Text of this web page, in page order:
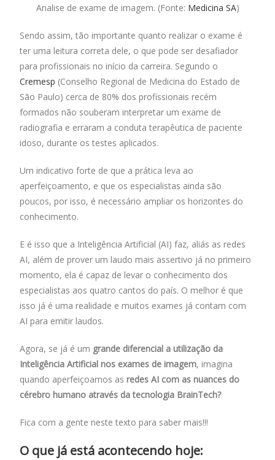
Analise de exame de imagem. (Fonte: Medicina SA)
Sendo assim, tão importante quanto realizar o exame é
ter uma leitura correta dele, o que pode ser desafiador
para profissionais no início da carreira. Segundo o
Cremesp (Conselho Regional de Medicina do Estado de
São Paulo) cerca de 80% dos profissionais recém
formados não souberam interpretar um exame de
radiografia e erraram a conduta terapêutica de paciente
idoso, durante os testes aplicados.
Um indicativo forte de que a prática leva ao
aperfeiçoamento, e que os especialistas ainda são
poucos, por isso, é necessário ampliar os horizontes do
conhecimento.
E é isso que a Inteligência Artificial (AI) faz, aliás as redes
AI, além de prover um laudo mais assertivo já no primeiro
momento, ela é capaz de levar o conhecimento dos
especialistas aos quatro cantos do país. O melhor é que
isso já é uma realidade e muitos exames já contam com
AI para emitir laudos.
Agora, se já é um grande diferencial a utilização da
Inteligência Artificial nos exames de imagem, imagina
quando aperfeiçoamos as redes AI com as nuances do
cérebro humano através da tecnologia BrainTech?
Fica com a gente neste texto para saber mais!!!
O que já está acontecendo hoje: